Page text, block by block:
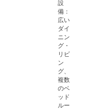
設
備：
広い
ダイ
ニン
グ・
リビ
ン
グ、
複数
のベ
ッド
ルー